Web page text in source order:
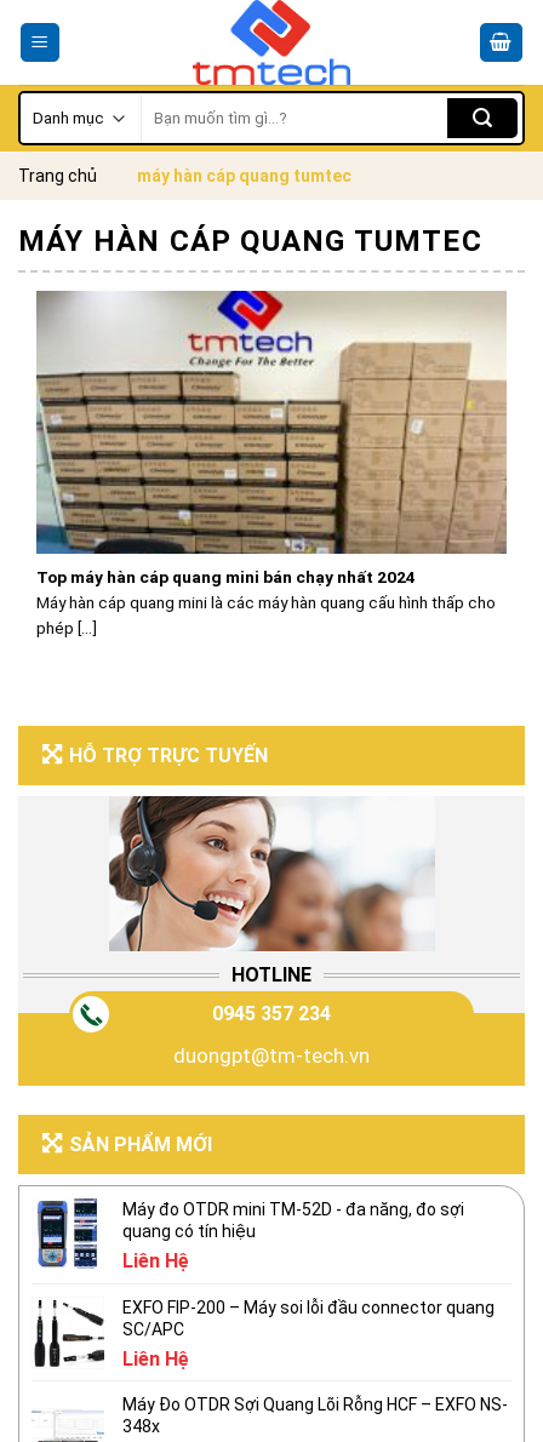
kiếm:
Trang chủ máy hàn cáp quang tumtec
HỖ TRỢ TRỰC TUYẾN
HOTLINE
0945 357 234
duongpt@tm-tech.vn
SẢN PHẨM MỚI
Máy đo OTDR mini TM-52D - đa năng, đo sợi
quang có tín hiệu
Liên Hệ
EXFO FIP-200 – Máy soi lỗi đầu connector quang
SC/APC
Liên Hệ
Máy Đo OTDR Sợi Quang Lõi Rỗng HCF – EXFO NS-
348x
MÁY HÀN CÁP QUANG TUMTEC
Top máy hàn cáp quang mini bán chạy nhất 2024
Máy hàn cáp quang mini là các máy hàn quang cấu hình thấp cho
phép [...]